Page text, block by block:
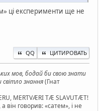
ці експерименти ще не
QQ ЦИТИРОВАТЬ
мов, бодай би свою знати
світло знання(Гнат
MERTVÆRI TÆ SLAVUTÆT!
він говорив: «сатем», і не